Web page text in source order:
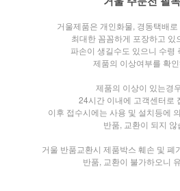
거울제품은 개인화물, 경동택배
최대한 꼼꼼하게 포장하고 있
파손이 생길수도 있으니 수령
제품의 이상여부를 확
제품의 이상이 있는경
24시간 이내에 고객센터로
이후 접수시에는 사용 및 설치등에
반품, 교환이 되지 않
거울 반품교환시 제품박스 훼손 및 폐
반품, 교환이 불가하오니